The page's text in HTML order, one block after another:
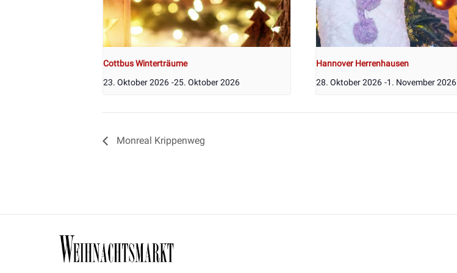
Cottbus Winterträume
23. Oktober 2026 -25. Oktober 2026
Hannover Herrenhausen
28. Oktober 2026 -1. November 2026
Monreal Krippenweg